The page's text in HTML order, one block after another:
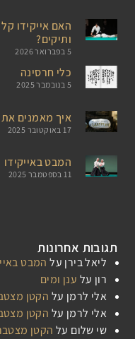
האם אייקידו
ותיקים?
5 בפברואר 2026
כלי חרסינה
5 בנובמבר 2025
איך מאמנים
17 באוקטובר 2025
המבט באייקידו
11 בספטמבר 2025
תגובות אחרונות
ליאל בירן על המבט
רון על ענן ומים
אלי לרמן על הקטן
אלי לרמן על הקטן
שי שלום על הקטן